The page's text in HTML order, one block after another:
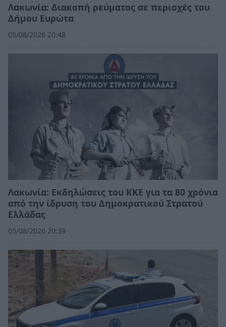
Λακωνία: Διακοπή ρεύματος σε περιοχές του
Δήμου Ευρώτα
05/08/2026 20:48
Λακωνία: Εκδηλώσεις του ΚΚΕ για τα 80 χρόνια
από την ίδρυση του Δημοκρατικού Στρατού
Ελλάδας
05/08/2026 20:39